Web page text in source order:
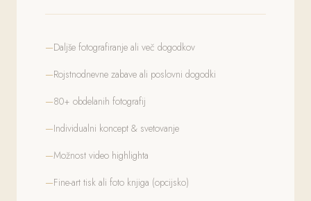
Daljše fotografiranje ali več dogodkov
Rojstnodnevne zabave ali poslovni dogodki
80+ obdelanih fotografij
Individualni koncept & svetovanje
Možnost video highlighta
Fine-art tisk ali foto knjiga (opcijsko)